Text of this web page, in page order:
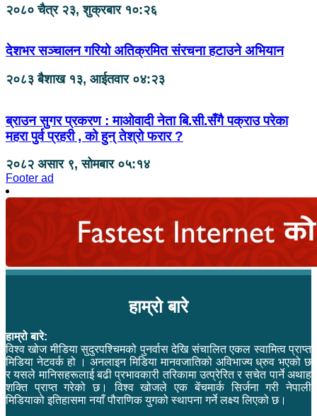
२०८० चैत्र २३, शुक्रबार १०:२६
देशभर सञ्चालन गरियो अतिक्रमित संरचना हटाउने अभियान
२०८३ बैशाख १३, आईतवार ०४:२३
ब्राउन सुगर प्रकरण : माओवादी नेता बि.सी.सँगै पक्राउ परेका
महरा पुर्व प्रहरी , को हुन् तेश्रो फरार ?
२०८२ असार ९, सोमबार ०५:१४
Footer ad
हाम्रो बारे
हाम्रो बारे:
विश्व खोज मीडिया सुदुरपश्चिमको पुनर्वास देखि संचालित एकल स्वामित्व प्राप्त
मिडिया नेटवर्क हो । अनलाइन मिडिया मानवजातिको अविभाज्य ध्रुव भएको छ
र यसले मानिसहरूलाई बढी प्रभावकारी तरिकामा उत्प्रेरित र सचेत पार्ने अथाह
शक्ति प्राप्त गरेको छ। विश्व खोजले एक बेंचमार्क सिर्जना गरी नेपाली
मिडियाको इतिहासमा नयाँ पौराणिक युगको स्थापना गर्ने लक्ष्य लिएको छ।